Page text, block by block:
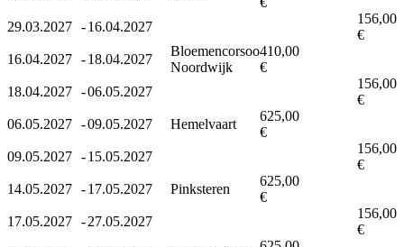
29.03.2027 -16.04.2027
156,00
€
16.04.2027 -18.04.2027
Bloemencorsoo
Noordwijk
410,00
€
18.04.2027 -06.05.2027
156,00
€
06.05.2027 -09.05.2027 Hemelvaart
625,00
€
09.05.2027 -15.05.2027
156,00
€
14.05.2027 -17.05.2027 Pinksteren
625,00
€
17.05.2027 -27.05.2027
156,00
€